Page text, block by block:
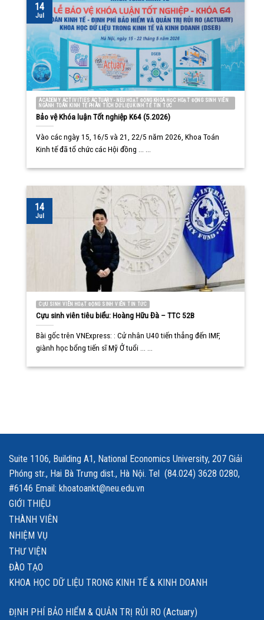
ACADEMY ACTIVITIES ACTUARY - NEU HOẠT ĐỘNG KHOA HỌC HOẠT ĐỘNG SINH VIÊN
NGÀNH TOÁN KINH TẾ PHÂN TÍCH DỮ LIỆU KINH TẾ TIN TỨC
Bảo vệ Khóa luận Tốt nghiệp K64 (5.2026)
Vào các ngày 15, 16/5 và 21, 22/5 năm 2026, Khoa Toán
Kinh tế đã tổ chức các Hội đồng ... ...
14
Jul
CỰU SINH VIÊN HOẠT ĐỘNG SINH VIÊN TIN TỨC
Cựu sinh viên tiêu biểu: Hoàng Hữu Đà – TTC 52B
Bài gốc trên VNExpress: : Cử nhân U40 tiến thẳng đến IMF,
giành học bổng tiến sĩ Mỹ Ở tuổi ... ...
14
Jul
Suite 1106, Building A1, National Economics University, 207 Giải
Phóng str., Hai Bà Trưng dist., Hà Nội. Tel (84.024) 3628 0280,
#6146 Email: khoatoankt@neu.edu.vn
GIỚI THIỆU
THÀNH VIÊN
NHIỆM VỤ
THƯ VIỆN
ĐÀO TẠO
KHOA HỌC DỮ LIỆU TRONG KINH TẾ & KINH DOANH
ĐỊNH PHÍ BẢO HIỂM & QUẢN TRỊ RỦI RO (Actuary)